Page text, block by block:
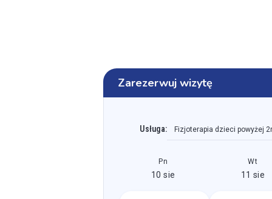
Zarezerwuj wizytę
Usługa: Fizjoterapia dzieci powyżej
Pn
10 sie
Wt
11 sie